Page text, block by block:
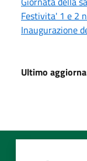
Festivita' 1 e 2
Inaugurazione
Ultimo